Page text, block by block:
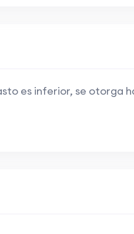
es inferior, se otorga